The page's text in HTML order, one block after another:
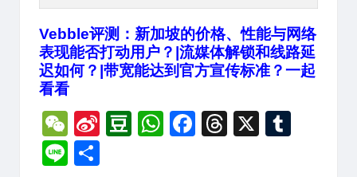
Vebble评测：新加坡的价格、性能与网络
表现能否打动用户？|流媒体解锁和线路延
迟如何？|带宽能达到官方宣传标准？一起
看看
W
e
Si
D
W
F
T
X
Li